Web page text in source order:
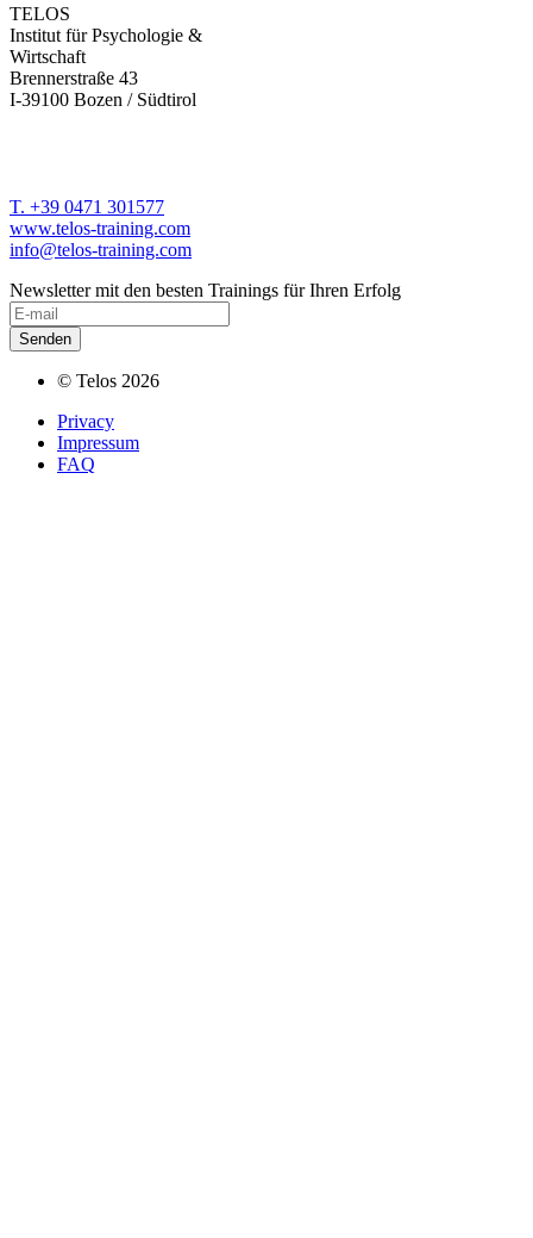
TELOS
Institut für Psychologie &
Wirtschaft
Brennerstraße 43
I-39100 Bozen / Südtirol
T. +39 0471 301577
www.telos-training.com
info@telos-training.com
Newsletter mit den besten Trainings für Ihren Erfolg
© Telos 2026
Privacy
Impressum
FAQ